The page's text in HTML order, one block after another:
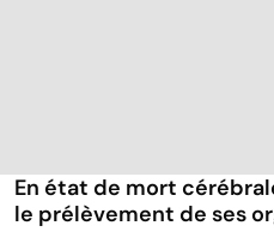
En état de mort
le prélèvement de ses